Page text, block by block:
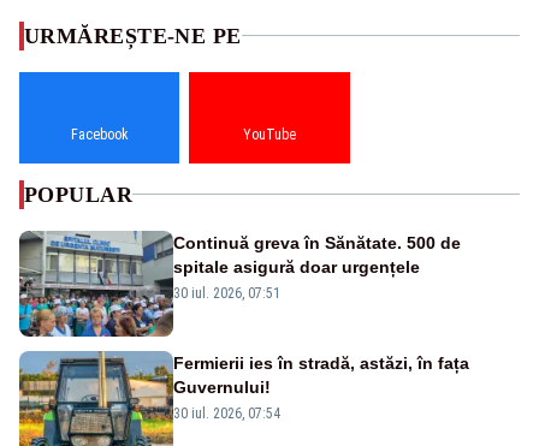
URMĂREȘTE-NE PE
Facebook YouTube
POPULAR
Continuă greva în Sănătate. 500 de
spitale asigură doar urgențele
30 iul. 2026, 07:51
Fermierii ies în stradă, astăzi, în fața
Guvernului!
30 iul. 2026, 07:54